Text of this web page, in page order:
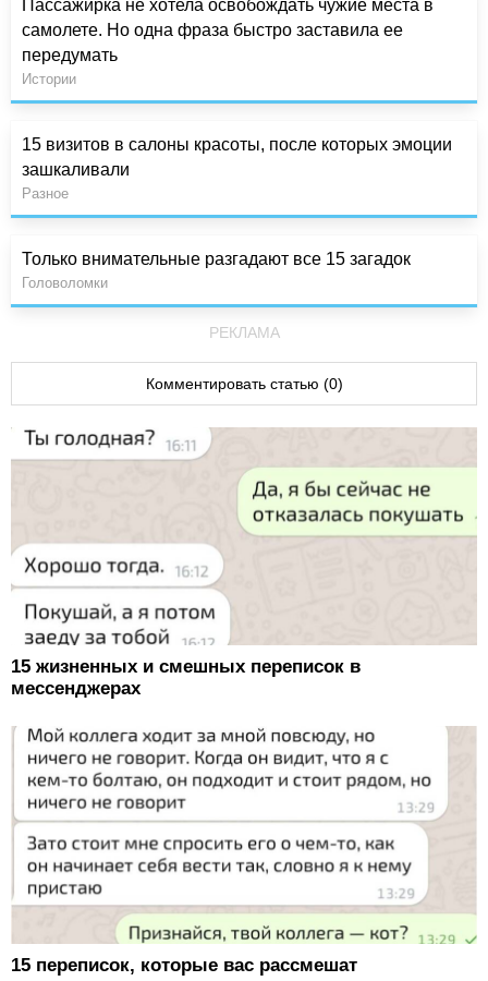
Пассажирка не хотела освобождать чужие места в
самолете. Но одна фраза быстро заставила ее
передумать
Истории
15 визитов в салоны красоты, после которых эмоции
зашкаливали
Разное
Только внимательные разгадают все 15 загадок
Головоломки
РЕКЛАМА
Комментировать статью (0)
15 жизненных и смешных переписок в
мессенджерах
15 переписок, которые вас рассмешат